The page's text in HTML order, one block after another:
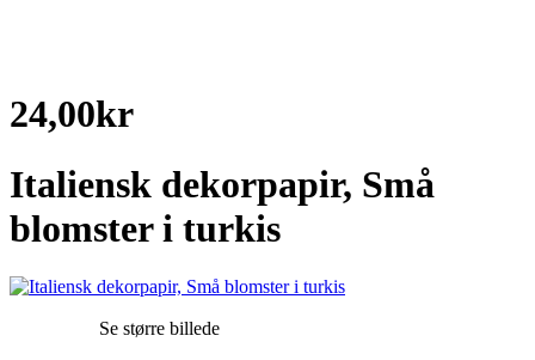
24,00kr
Italiensk dekorpapir, Små
blomster i turkis
Se større billede